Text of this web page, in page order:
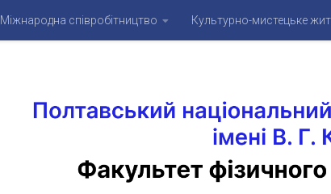
Міжнародна співробітництво Культурно-мистецьке